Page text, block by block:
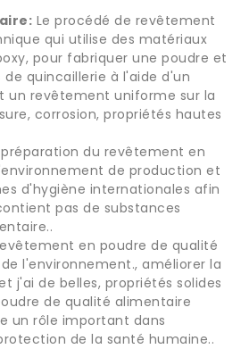
Le procédé de revêtement
qui utilise des matériaux
pour fabriquer une poudre et
quincaillerie à l'aide d'un
un revêtement uniforme sur la
corrosion, propriétés hautes
préparation du revêtement en
de production et
d'hygiène internationales afin
pas de substances
en poudre de qualité
l'environnement., améliorer la
j'ai de belles, propriétés solides
de qualité alimentaire
un rôle important dans
de la santé humaine..